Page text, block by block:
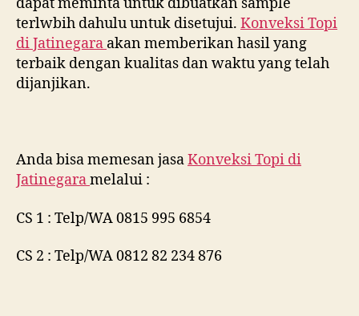
terlwbih dahulu untuk disetujui. Konveksi Topi
diJatinegara akan memberikan hasil yang
terbaik dengan kualitas dan waktu yang telah
dijanjikan.
Anda bisa memesan jasaKonveksi Topi di
Jatinegaramelalui :
CS 1 : Telp/WA 0815 995 6854
CS 2 : Telp/WA 0812 82 234 876